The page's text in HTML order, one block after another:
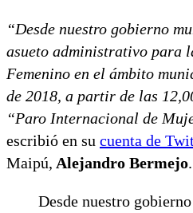
“Desde nuestro gobierno
asueto administrativo para
Femenino en el ámbito
de 2018, a partir de las
“Paro Internacional de
escribió en su cuenta de
Maipú, Alejandro Bermejo.
Desde nuestro